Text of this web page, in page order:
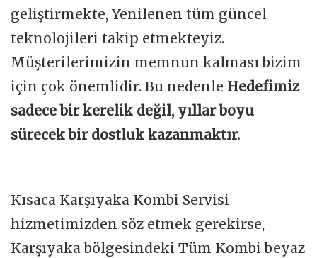
geliştirmekte, Yenilenen tüm güncel
teknolojileri takip etmekteyiz.
Müşterilerimizin memnun kalması bizim
için çok önemlidir. Bu nedenle Hedefimiz
sadece bir kerelik değil, yıllar boyu
sürecek bir dostluk kazanmaktır.
Kısaca Karşıyaka Kombi Servisi
hizmetimizden söz etmek gerekirse,
Karşıyaka bölgesindeki Tüm Kombi beyaz